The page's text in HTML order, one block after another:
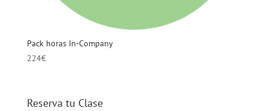
Pack horas In-Company
224€
Reserva tu Clase